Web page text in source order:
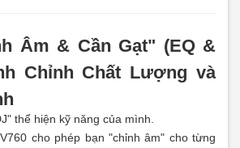
Âm & Cần Gạt" (EQ &
Chỉnh Chất Lượng và
thể hiện kỹ năng của mình.
V760 cho phép bạn "chỉnh âm" cho từng